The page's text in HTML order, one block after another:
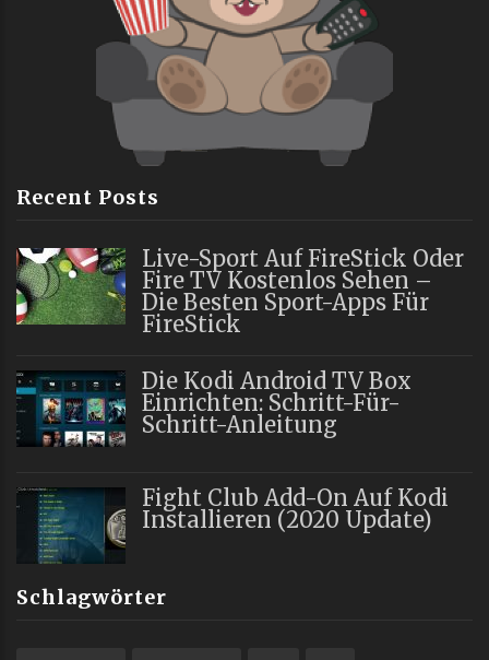
Recent Posts
Live-Sport Auf FireStick Oder
Fire TV Kostenlos Sehen –
Die Besten Sport-Apps Für
FireStick
Die Kodi Android TV Box
Einrichten: Schritt-Für-
Schritt-Anleitung
Fight Club Add-On Auf Kodi
Installieren (2020 Update)
Schlagwörter